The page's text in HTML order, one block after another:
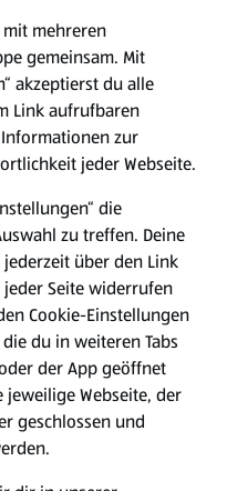
mehreren
gemeinsam. Mit
akzeptierst du alle
Link aufrufbaren
zur
jeder Webseite.
die
zu treffen. Deine
über den Link
jeder Seite widerrufen
Cookie-Einstellungen
du in weiteren Tabs
der App geöffnet
Webseite, der
geschlossen und